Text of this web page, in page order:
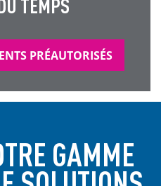
TEMPS
PRÉAUTORISÉS
GAMME